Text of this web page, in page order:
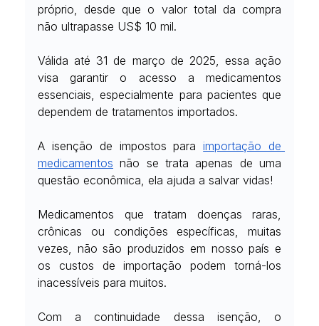
próprio, desde que o valor total da compra
não ultrapasse US$ 10 mil.
Válida até 31 de março de 2025, essa ação
visa garantir o acesso a medicamentos
essenciais, especialmente para pacientes que
dependem de tratamentos importados.
A isenção de impostos para importação de
medicamentos não se trata apenas de uma
questão econômica, ela ajuda a salvar vidas!
Medicamentos que tratam doenças raras,
crônicas ou condições específicas, muitas
vezes, não são produzidos em nosso país e
os custos de importação podem torná-los
inacessíveis para muitos.
Com a continuidade dessa isenção, o